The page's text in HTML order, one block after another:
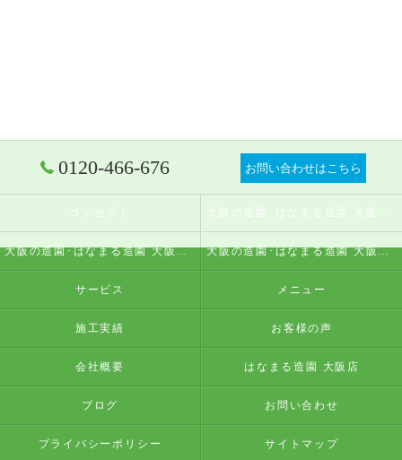
0120-466-676 お問い合わせはこちら
コンセプト
大阪の造園･はなまる造園 大阪店の評判 大阪の造園･はなまる造園 大阪店のお客様の声
サービス メニュー
施工実績 お客様の声
会社概要 はなまる造園 大阪店
ブログ お問い合わせ
プライバシーポリシー サイトマップ